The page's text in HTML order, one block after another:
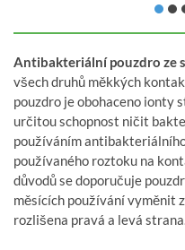
Antibakteriální pouzdro ze
všech druhů měkkých
pouzdro je obohaceno ionty
určitou schopnost ničit
používáním
používaného roztoku na
důvodů se doporučuje
měsících používání vyměnit
rozlišena pravá a levá